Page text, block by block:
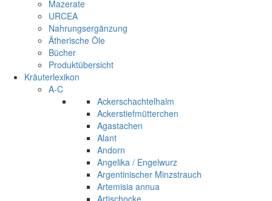
Mazerate
URCEA
Nahrungsergänzung
Ätherische Öle
Bücher
Produktübersicht
Kräuterlexikon
A-C
Ackerschachtelhalm
Ackerstiefmütterchen
Agastachen
Alant
Andorn
Angelika / Engelwurz
Argentinischer Minzstrauch
Artemisia annua
Artischocke